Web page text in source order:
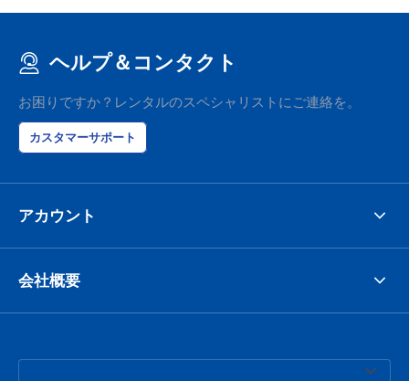
ヘルプ＆コンタクト
お困りですか？レンタルのスペシャリストにご連絡を。
カスタマーサポート
アカウント
会社概要